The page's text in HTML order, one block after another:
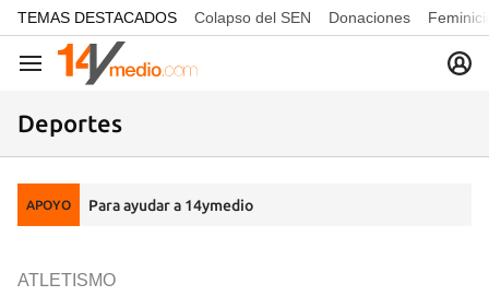
common.go-to-content
TEMAS DESTACADOS Colapso del SEN Donaciones
Navegación
Deportes
APOYO Para ayudar a 14ymedio
ATLETISMO